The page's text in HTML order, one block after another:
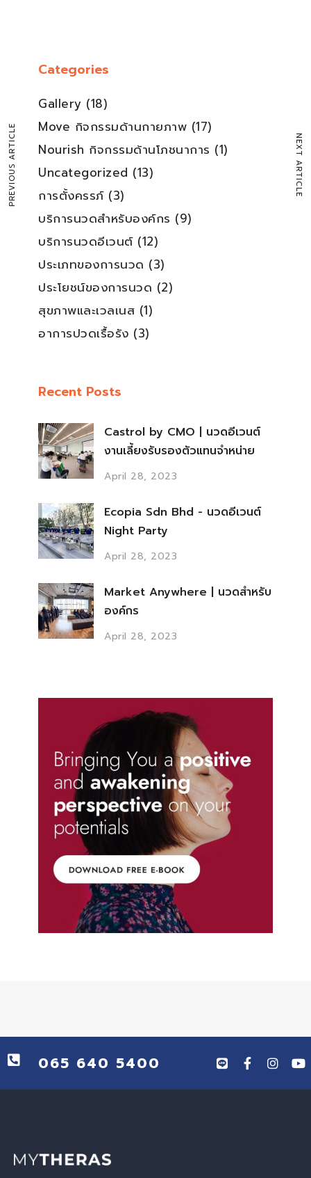
PREVIOUS ARTICLE NEXT ARTICLE
Categories
Gallery (18)
Move กิจกรรมด้านกายภาพ (17)
Nourish กิจกรรมด้านโภชนาการ (1)
Uncategorized (13)
การตั้งครรภ์(3)
บริการนวดสำหรับองค์กร (9)
บริการนวดอีเวนต์(12)
ประเภทของการนวด (3)
ประโยชน์ของการนวด (2)
สุขภาพและเวลเนส (1)
อาการปวดเรื้อรัง (3)
Recent Posts
Castrol by CMO | นวดอีเวนต์
งานเลี้ยงรับรองตัวแทนจำหน่าย
April 28, 2023
Ecopia Sdn Bhd - นวดอีเวนต์
Night Party
April 28, 2023
Market Anywhere | นวดสำหรับ
องค์กร
April 28, 2023
065 640 5400